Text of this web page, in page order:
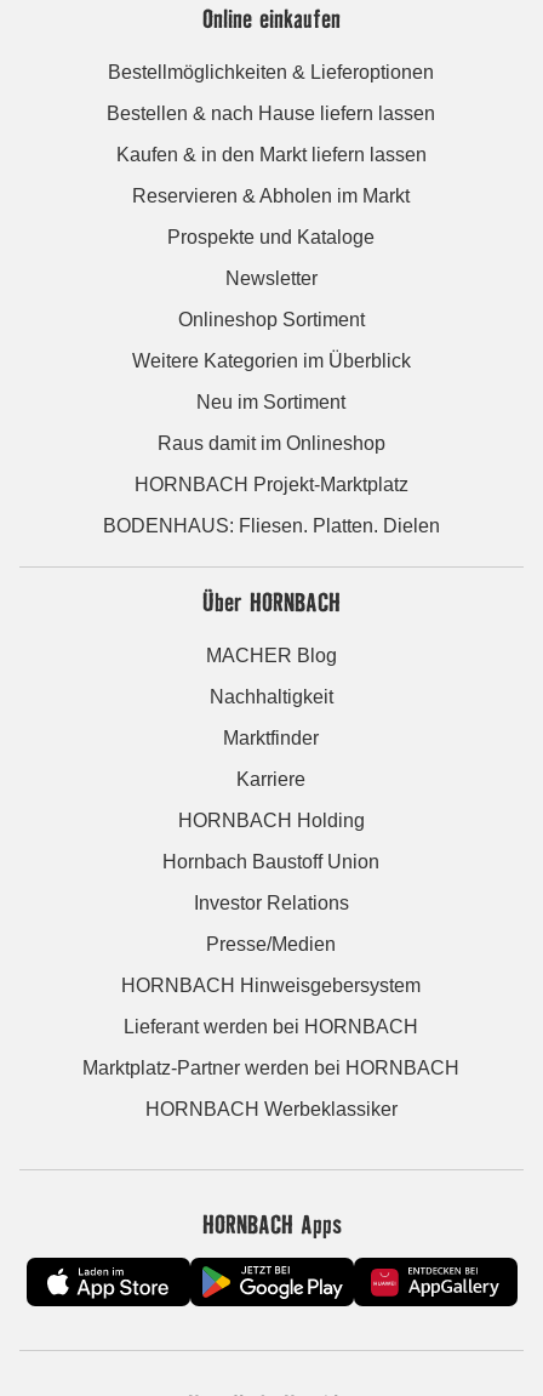
Online einkaufen
Bestellmöglichkeiten & Lieferoptionen
Bestellen & nach Hause liefern lassen
Kaufen & in den Markt liefern lassen
Reservieren & Abholen im Markt
Prospekte und Kataloge
Newsletter
Onlineshop Sortiment
Weitere Kategorien im Überblick
Neu im Sortiment
Raus damit im Onlineshop
HORNBACH Projekt-Marktplatz
BODENHAUS: Fliesen. Platten. Dielen
Über HORNBACH
MACHER Blog
Nachhaltigkeit
Marktfinder
Karriere
HORNBACH Holding
Hornbach Baustoff Union
Investor Relations
Presse/Medien
HORNBACH Hinweisgebersystem
Lieferant werden bei HORNBACH
Marktplatz-Partner werden bei HORNBACH
HORNBACH Werbeklassiker
HORNBACH Apps